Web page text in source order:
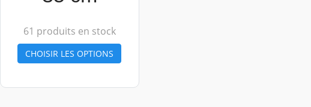
61 produits en stock
CHOISIR LES OPTIONS